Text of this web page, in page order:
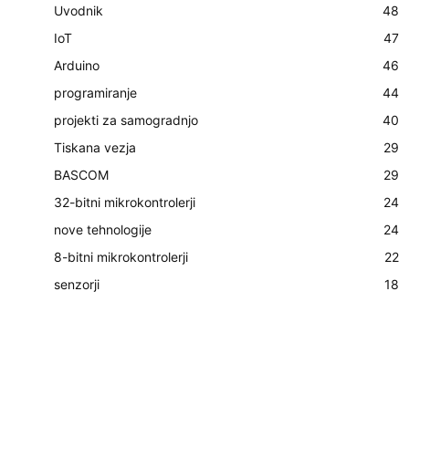
Uvodnik
48
IoT
47
Arduino
46
programiranje
44
projekti za samogradnjo
40
Tiskana vezja
29
BASCOM
29
32-bitni mikrokontrolerji
24
nove tehnologije
24
8-bitni mikrokontrolerji
22
senzorji
18